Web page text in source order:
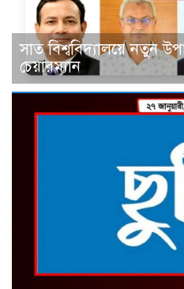
সাত বিশ্ববিদ্যালয়ে নতুন
চেয়ারম্যান